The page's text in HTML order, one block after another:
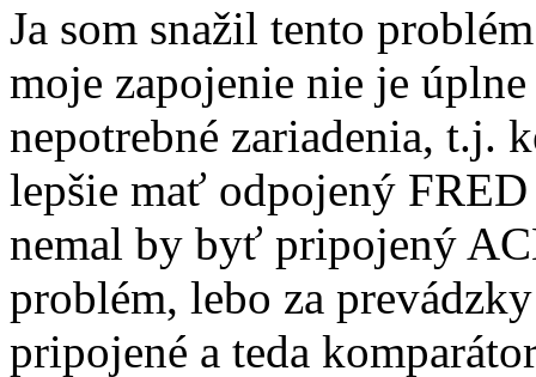
Ja som snažil tento
moje zapojenie nie je
nepotrebné zariadenia, t.j.
lepšie mať odpojený
nemal by byť pripojený
problém, lebo za
pripojené a teda